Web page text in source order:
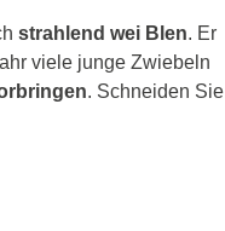
strahlend wei Blen. Er
viele junge Zwiebeln
. Schneiden Sie